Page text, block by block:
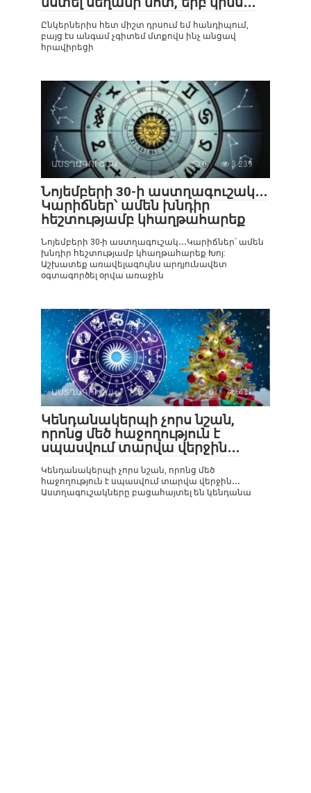
Ընկերներիս հետ միշտ դրսում եմ հանդիպում,
բայց էս անգամ չգիտեմ մտքովս ինչ անցավ
հրավիրեցի
ԱՍՏՂԱԳՈՒՇԱԿ 0 3 239
Նոյեմբերի 30-ի աստղագուշակ․․․
Կարիճներ՝ ամեն խնդիր
հեշտությամբ կհաղթահարեք
Նոյեմբերի 30-ի աստղագուշակ․․․Կարիճներ՝ ամեն
խնդիր հեշտությամբ կհաղթահարեք Խոյ:
Աշխատեք առավելագույնս արդյունավետ
օգտագործել օրվա առաջին
ԱՍՏՂԱԳՈՒՇԱԿ 0 471
Կենդանակերպի չորս նշան,
որոնց մեծ հաջողություն է
սպասվում տարվա վերջին․․․
Կենդանակերպի չորս նշան, որոնց մեծ
հաջողություն է սպասվում տարվա վերջին․․․
Աստղագուշակները բացահայտել են կենդանա